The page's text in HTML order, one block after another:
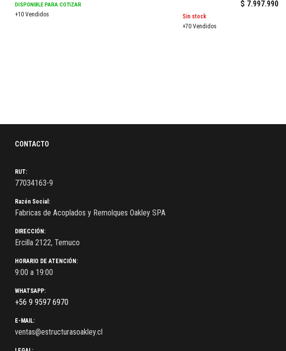
DISPONIBLE PARA COTIZAR
+10 Vendidos
$ 7.997.990
Sin stock
+70 Vendidos
CONTACTO
RUT:
77034163-9
Razón Social:
Fabricas de Acoplados y Remolques Oakley SPA
DIRECCIÓN:
Ercilla 2122, Temuco
HORARIO DE ATENCIÓN:
9:00 a 19:00
WHATSAPP:
+56 9 9597 6970
E-MAIL:
ventas@estructurasoakley.cl